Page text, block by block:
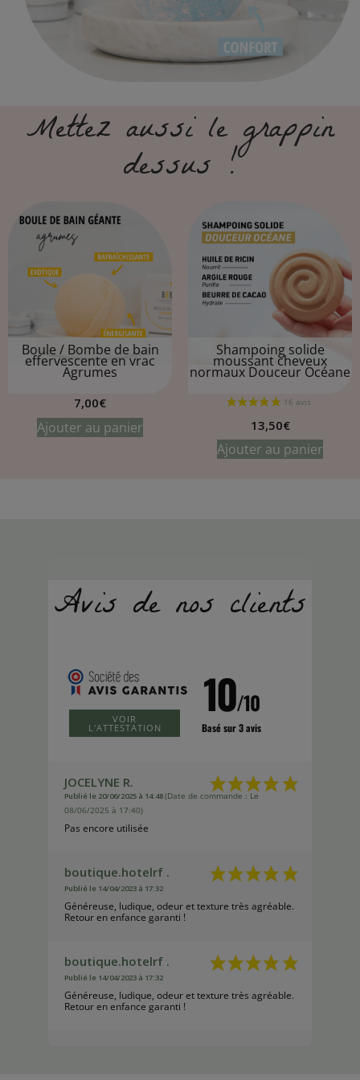
mental. Profondément apaisantes, elles
stimuler l’énergie et à favoriser la
Mettez aussi le grappin
dessus !​
Boule / Bombe de bain
effervescente en vrac
Agrumes
7,00€
Ajouter au panier
Shampoing solide
moussant cheveux
normaux Douceur Océane
13,50€
Ajouter au panier
VOIR
L'ATTESTATION
10/10
Basé sur 3 avis
JOCELYNE R.
Publié le 20/06/2025 à 14:48(Date de commande : Le
08/06/2025 à 17:40)
Pas encore utilisée
boutique.hotelrf .
Publié le 14/04/2023 à 17:32
Généreuse, ludique, odeur et texture très agréable.
Retour en enfance garanti !
boutique.hotelrf .
Publié le 14/04/2023 à 17:32
Généreuse, ludique, odeur et texture très agréable.
Retour en enfance garanti !